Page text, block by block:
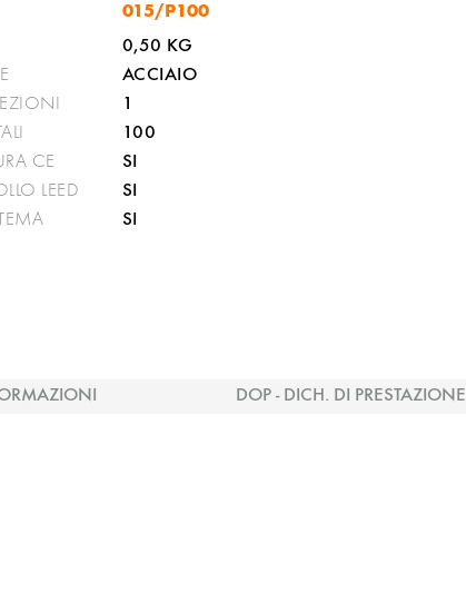
015/P100
0,50 KG
ACCIAIO
1
100
CE SI
LEED SI
SI
DOP - DICH. DI PRESTAZIONE